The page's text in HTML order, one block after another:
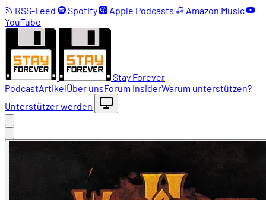
RSS-Feed Spotify Apple Podcasts
Amazon Music
YouTube
Stay Forever
PodcastArtikelÜber unsForum InsiderWarum unterstützen?
Unterstützer werden